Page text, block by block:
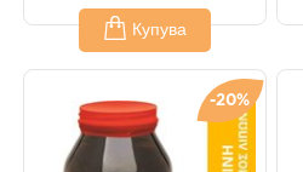
Купува
-20%